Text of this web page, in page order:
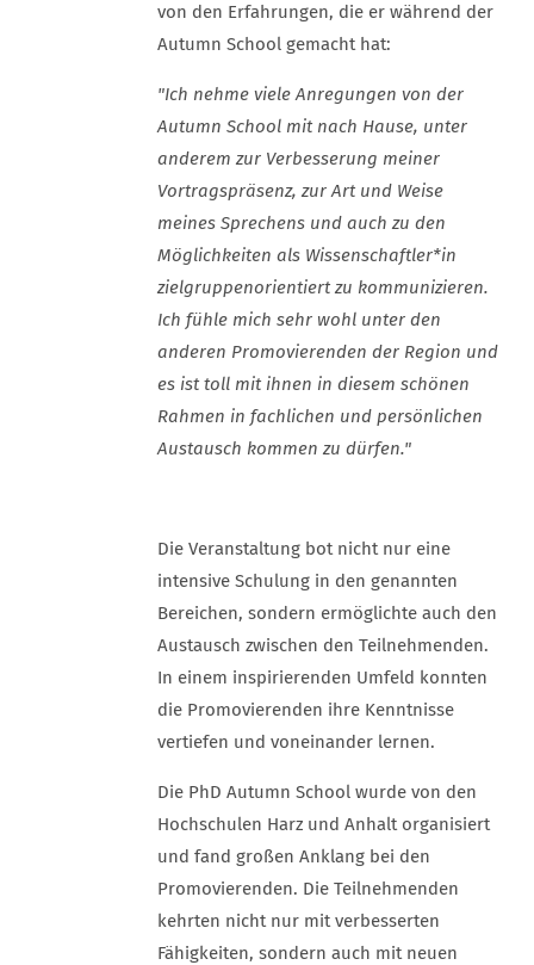
von den Erfahrungen, die er während der
Autumn School gemacht hat:
"Ich nehme viele Anregungen von der
Autumn School mit nach Hause, unter
anderem zur Verbesserung meiner
Vortragspräsenz, zur Art und Weise
meines Sprechens und auch zu den
Möglichkeiten als Wissenschaftler*in
zielgruppenorientiert zu kommunizieren.
Ich fühle mich sehr wohl unter den
anderen Promovierenden der Region und
es ist toll mit ihnen in diesem schönen
Rahmen in fachlichen und persönlichen
Austausch kommen zu dürfen."
Die Veranstaltung bot nicht nur eine
intensive Schulung in den genannten
Bereichen, sondern ermöglichte auch den
Austausch zwischen den Teilnehmenden.
In einem inspirierenden Umfeld konnten
die Promovierenden ihre Kenntnisse
vertiefen und voneinander lernen.
Die PhD Autumn School wurde von den
Hochschulen Harz und Anhalt organisiert
und fand großen Anklang bei den
Promovierenden. Die Teilnehmenden
kehrten nicht nur mit verbesserten
Fähigkeiten, sondern auch mit neuen